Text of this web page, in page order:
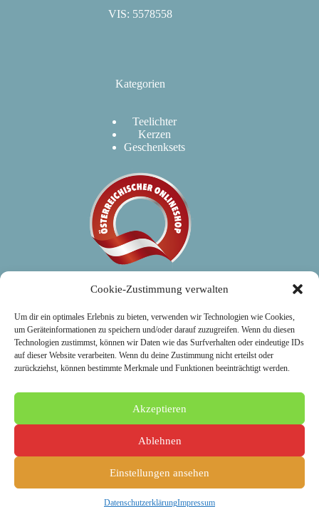
Cookie-Zustimmung verwalten
Um dir ein optimales Erlebnis zu bieten, verwenden wir Technologien wie Cookies,
um Geräteinformationen zu speichern und/oder darauf zuzugreifen. Wenn du diesen
Technologien zustimmst, können wir Daten wie das Surfverhalten oder eindeutige IDs
auf dieser Website verarbeiten. Wenn du deine Zustimmung nicht erteilst oder
zurückziehst, können bestimmte Merkmale und Funktionen beeinträchtigt werden.
Akzeptieren
Ablehnen
Einstellungen ansehen
DatenschutzerklärungImpressum
VIS: 5578558
Kategorien
Teelichter
Kerzen
Geschenksets
Kundenservice
Warenkorb
Mein Konto
Widerrufsbelehrung
Copyright © 2026 | Made with ❤ in Austria by
Purin